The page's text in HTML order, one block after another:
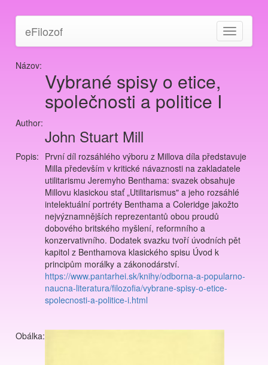
Toggle
navigation
eFilozof
Názov:
Vybrané spisy o etice,
společnosti a politice I
Author:
John Stuart Mill
Popis: První díl rozsáhlého výboru z Millova díla představuje
Milla především v kritické návaznosti na zakladatele
utilitarismu Jeremyho Benthama: svazek obsahuje
Millovu klasickou stať „Utilitarismus" a jeho rozsáhlé
intelektuální portréty Benthama a Coleridge jakožto
nejvýznamnějších reprezentantů obou proudů
dobového britského myšlení, reformního a
konzervativního. Dodatek svazku tvoří úvodních pět
kapitol z Benthamova klasického spisu Úvod k
principům morálky a zákonodárství.
https://www.pantarhei.sk/knihy/odborna-a-popularno-
naucna-literatura/filozofia/vybrane-spisy-o-etice-
spolecnosti-a-politice-i.html
Obálka: